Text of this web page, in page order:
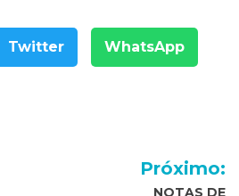
Twitter WhatsApp
Próximo:
NOTAS DE